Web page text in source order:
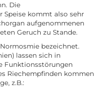
Die
Speise kommt also sehr
aufgenommenen
Geruch zu Stande.
bezeichnet.
lassen sich in
Funktionsstörungen
Riechempfinden kommen
z.B.: